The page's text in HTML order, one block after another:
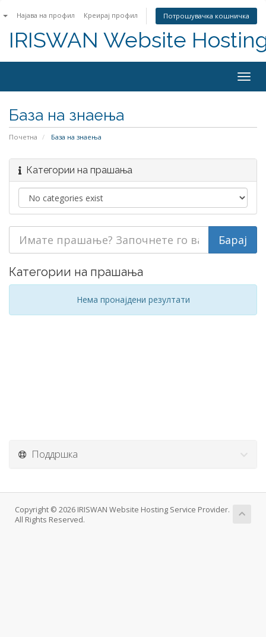
Најава на профил Креирај профил Потрошувачка кошничка
IRISWAN Website
База на знаења
Почетна База на знаења
Категории на прашања
Категории на прашања
Нема пронајдени резултати
Поддршка
Copyright © 2026 IRISWAN Website Hosting Service Provider.
All Rights Reserved.